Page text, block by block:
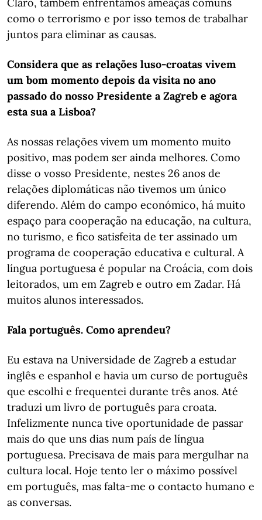
como o terrorismo e por isso temos de trabalhar
juntos para eliminar as causas.
Considera que as relações luso-croatas vivem
um bom momento depois da visita no ano
passado do nosso Presidente a Zagreb e agora
esta sua a Lisboa?
As nossas relações vivem um momento muito
positivo, mas podem ser ainda melhores. Como
disse o vosso Presidente, nestes 26 anos de
relações diplomáticas não tivemos um único
diferendo. Além do campo económico, há muito
espaço para cooperação na educação, na cultura,
no turismo, e fico satisfeita de ter assinado um
programa de cooperação educativa e cultural. A
língua portuguesa é popular na Croácia, com dois
leitorados, um em Zagreb e outro em Zadar. Há
muitos alunos interessados.
Fala português. Como aprendeu?
Eu estava na Universidade de Zagreb a estudar
inglês e espanhol e havia um curso de português
que escolhi e frequentei durante três anos. Até
traduzi um livro de português para croata.
Infelizmente nunca tive oportunidade de passar
mais do que uns dias num país de língua
portuguesa. Precisava de mais para mergulhar na
cultura local. Hoje tento ler o máximo possível
em português, mas falta-me o contacto humano e
as conversas.